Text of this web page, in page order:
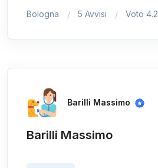
Bologna 5 Avvisi Voto 4.2
Barilli Massimo
Barilli Massimo